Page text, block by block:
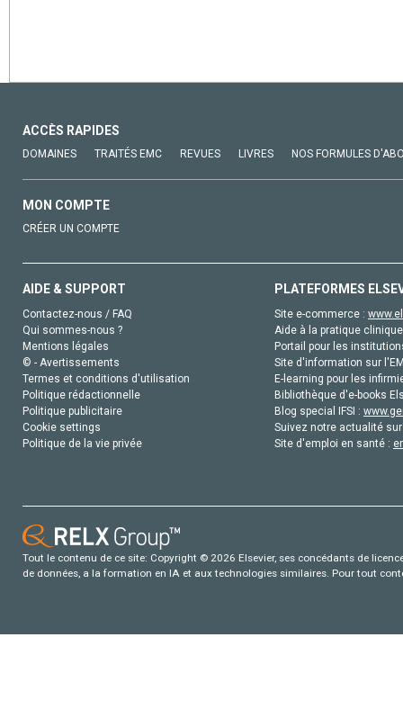
ACCÈS RAPIDES
DOMAINES TRAITÉS EMC REVUES LIVRES NOS FORMULES
MON COMPTE
CRÉER UN COMPTE
AIDE & SUPPORT
Contactez-nous / FAQ
Qui sommes-nous ?
Mentions légales
© - Avertissements
Termes et conditions d'utilisation
Politique rédactionnelle
Politique publicitaire
Cookie settings
Politique de la vie privée
PLATEFORMES
Site e-commerce :
Aide à la pratique
Portail pour les
Site d'information sur
E-learning pour les
Bibliothèque d'e-books
Blog special IFSI :
Suivez notre actualité
Site d'emploi en santé :
Tout le contenu de ce site: Copyright © 2026 Elsevier, ses concédants de
de données, a la formation en IA et aux technologies similaires. Pour tout